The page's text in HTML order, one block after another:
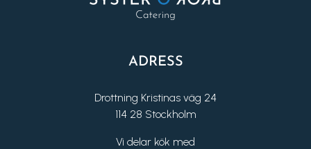
ADRESS
Drottning Kristinas väg 24
114 28 Stockholm
Vi delar kök med